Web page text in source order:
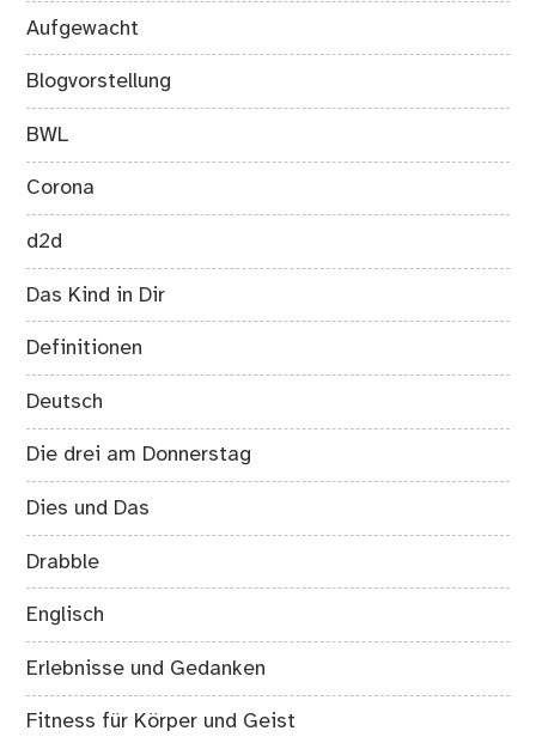
Aufgewacht
Blogvorstellung
BWL
Corona
d2d
Das Kind in Dir
Definitionen
Deutsch
Die drei am Donnerstag
Dies und Das
Drabble
Englisch
Erlebnisse und Gedanken
Fitness für Körper und Geist